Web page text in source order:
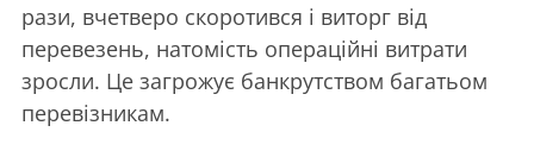
рази, вчетверо скоротився і виторг від
перевезень, натомість операційні витрати
зросли. Це загрожує банкрутством багатьом
перевізникам.